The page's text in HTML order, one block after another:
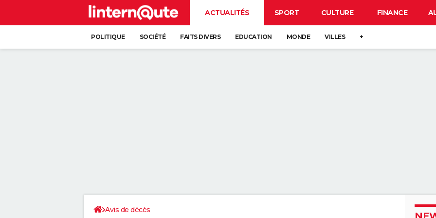
ACTUALITÉS SPORT CULTURE FINANCE
POLITIQUE SOCIÉTÉ FAITS DIVERS EDUCATION MONDE VILLES +
Avis de décès